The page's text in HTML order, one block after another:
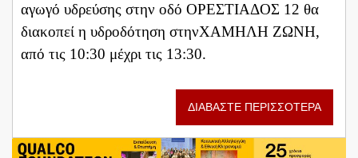
αγωγό υδρεύσης στην οδό ΟΡΕΣΤΙΑΔΟΣ 12 θα
διακοπεί η υδροδότηση στηνΧΑΜΗΛΗ ΖΩΝΗ,
από τις 10:30 μέχρι τις 13:30.
ΔΙΑΒΑΣΤΕ ΠΕΡΙΣΣΟΤΕΡΑ